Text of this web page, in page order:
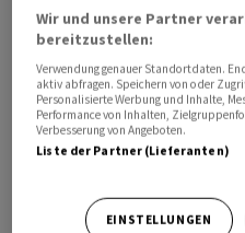
"Zombiefirmen" gehen ein
Etwas höher sind die
einer ebenfalls am
Berechnung gab es von
was einer Zunahme um
Wir und unsere Partner
bereitzustellen:
Verwendung genauer Standortdaten.
aktiv abfragen. Speichern von oder
Personalisierte Werbung und Inhalte,
Performance von Inhalten,
Verbesserung von Angeboten.
Liste der Partner (Lieferanten)
EINSTELLUNGEN